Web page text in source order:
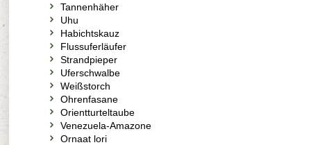
Tannenhäher
Uhu
Habichtskauz
Flussuferläufer
Strandpieper
Uferschwalbe
Weißstorch
Ohrenfasane
Orientturteltaube
Venezuela-Amazone
Ornaat lori